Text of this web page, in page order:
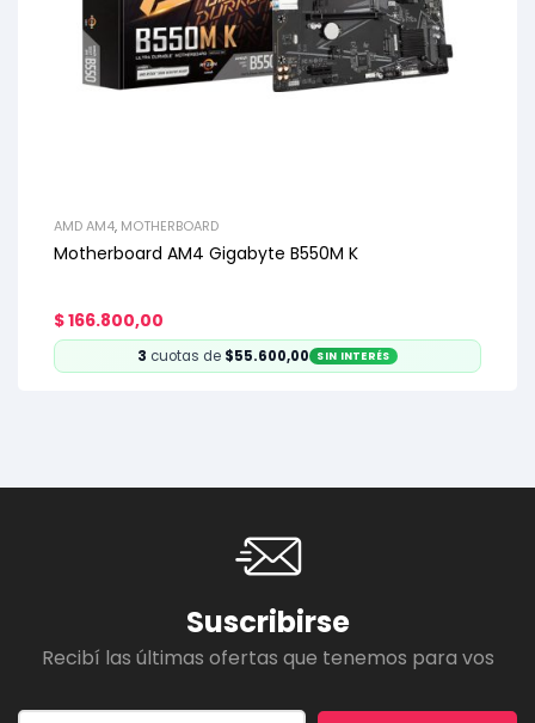
AMD AM4, MOTHERBOARD
Motherboard AM4 Gigabyte B550M K
$166.800,00
3 cuotas de $55.600,00 SIN INTERÉS
Suscribirse
Recibí las últimas ofertas que tenemos para vos